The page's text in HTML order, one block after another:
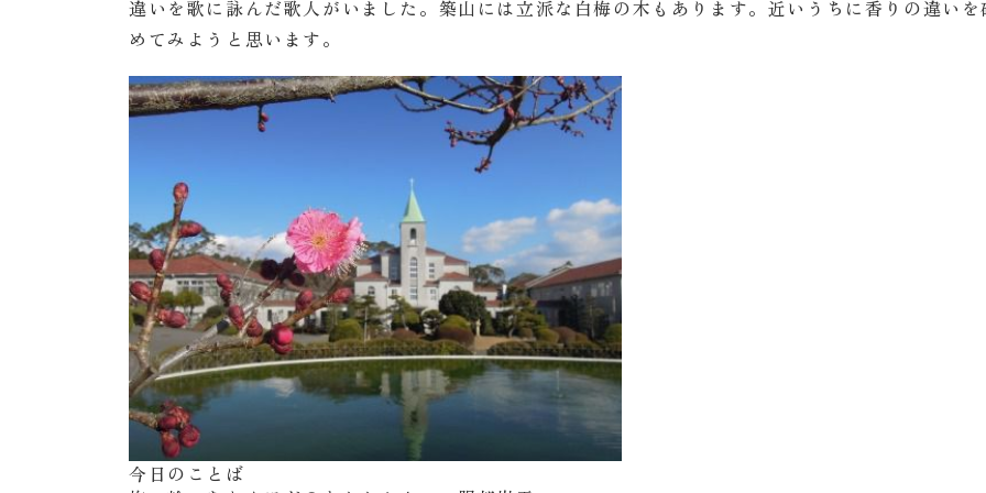
違いを歌に詠んだ歌人がいました。築山には立派な白梅の木もあります。近いうちに香りの違い
めてみようと思います。
今日のことば